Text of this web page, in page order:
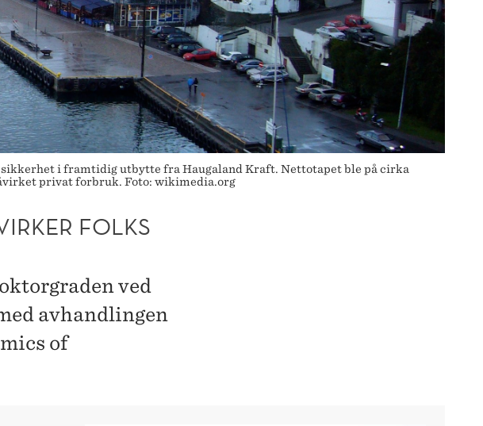
i framtidig utbytte fra Haugaland Kraft. Nettotapet ble på cirka
privat forbruk. Foto: wikimedia.org
FOLKS
ved
avhandlingen
of